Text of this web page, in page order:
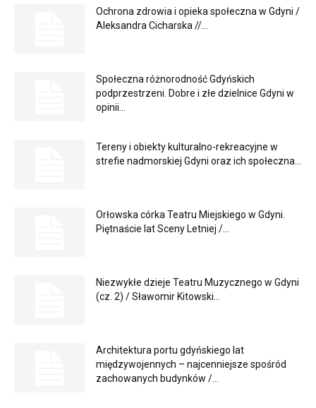
Ochrona zdrowia i opieka społeczna w Gdyni /
Aleksandra Cicharska //...
Społeczna różnorodność Gdyńskich
podprzestrzeni. Dobre i złe dzielnice Gdyni w
opinii...
Tereny i obiekty kulturalno-rekreacyjne w
strefie nadmorskiej Gdyni oraz ich społeczna...
Orłowska córka Teatru Miejskiego w Gdyni.
Piętnaście lat Sceny Letniej /...
Niezwykłe dzieje Teatru Muzycznego w Gdyni
(cz. 2) / Sławomir Kitowski...
Architektura portu gdyńskiego lat
międzywojennych – najcenniejsze spośród
zachowanych budynków /...